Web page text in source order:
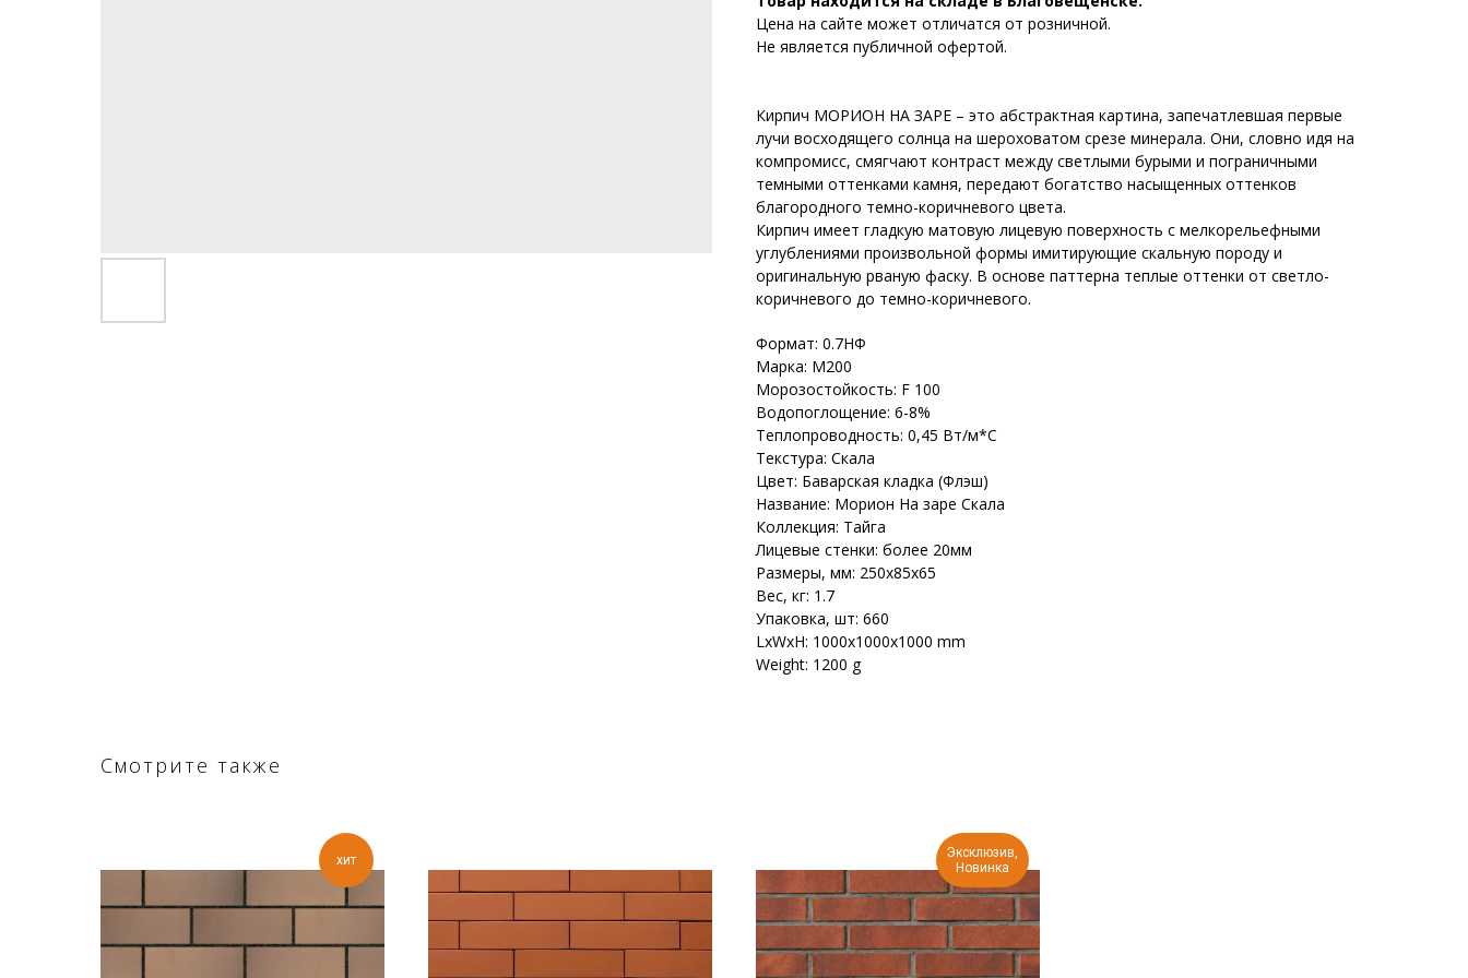
Цена на сайте может отличатся от розничной.
Не является публичной офертой.
Кирпич МОРИОН НА ЗАРЕ – это абстрактная картина, запечатлевшая первые
лучи восходящего солнца на шероховатом срезе минерала. Они, словно идя на
компромисс, смягчают контраст между светлыми бурыми и пограничными
темными оттенками камня, передают богатство насыщенных оттенков
благородного темно-коричневого цвета.
Кирпич имеет гладкую матовую лицевую поверхность с мелкорельефными
углублениями произвольной формы имитирующие скальную породу и
оригинальную рваную фаску. В основе паттерна теплые оттенки от светло-
коричневого до темно-коричневого.
Формат: 0.7НФ
Марка: М200
Морозостойкость: F 100
Водопоглощение: 6-8%
Теплопроводность: 0,45 Вт/м*С
Текстура: Скала
Цвет: Баварская кладка (Флэш)
Название: Морион На заре Скала
Коллекция: Тайга
Лицевые стенки: более 20мм
Размеры, мм: 250х85х65
Вес, кг: 1.7
Упаковка, шт: 660
LxWxH: 1000x1000x1000 mm
Weight: 1200 g
Смотрите также
хит
Эксклюзив,
Новинка